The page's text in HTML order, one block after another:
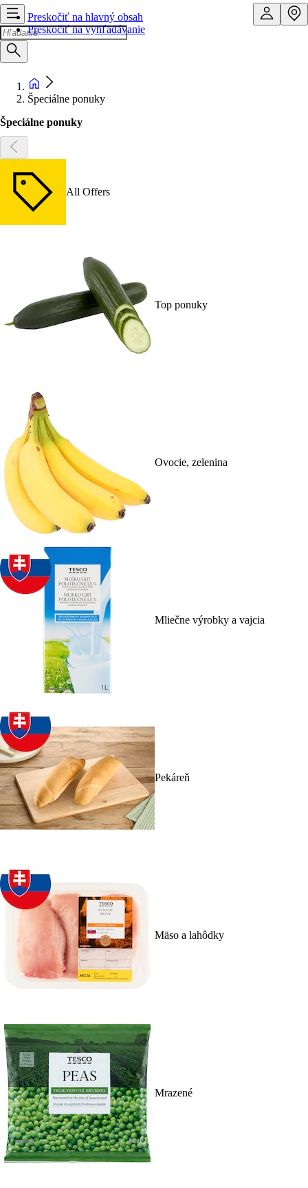
Preskočiť na hlavný obsah
Preskočiť na vyhľadávanie
Špeciálne ponuky
Špeciálne ponuky
All Offers
Top ponuky
Ovocie, zelenina
Mliečne výrobky a vajcia
Pekáreň
Mäso a lahôdky
Mrazené